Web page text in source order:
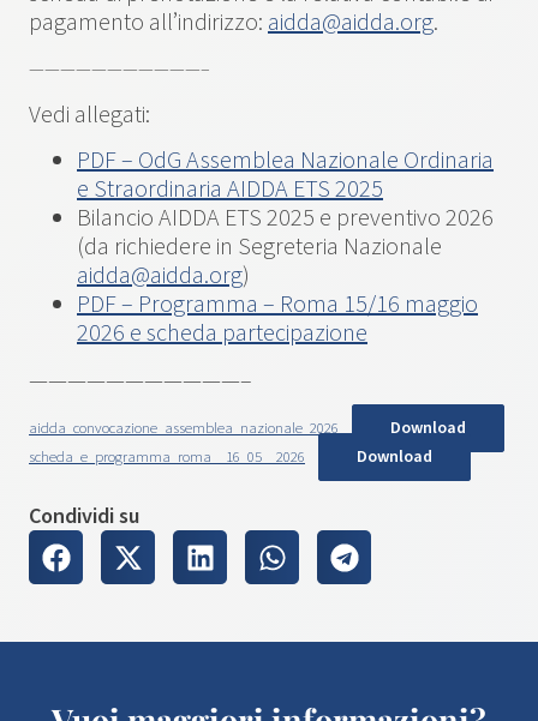
pagamento all’indirizzo:aidda@aidda.org.
———————————–
Vedi allegati:
PDF – OdG Assemblea Nazionale Ordinaria
e Straordinaria AIDDA ETS 2025
Bilancio AIDDA ETS 2025 e preventivo 2026
(da richiedere in Segreteria Nazionale
aidda@aidda.org)
PDF – Programma – Roma 15/16 maggio
2026 e scheda partecipazione
———————————–
aidda_convocazione_assemblea_nazionale_2026 Download
scheda_e_programma_roma__16_05__2026 Download
Condividi su